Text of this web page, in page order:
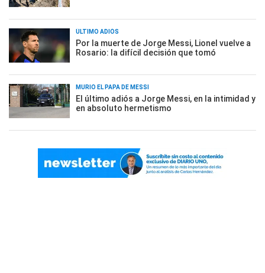
ÚLTIMO ADIÓS
Por la muerte de Jorge Messi, Lionel vuelve a
Rosario: la difícil decisión que tomó
MURIÓ EL PAPÁ DE MESSI
El último adiós a Jorge Messi, en la intimidad y
en absoluto hermetismo